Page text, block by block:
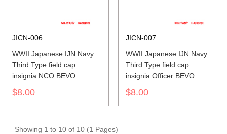
JICN-006
WWII Japanese IJN Navy
Third Type field cap
insignia NCO BEVO
第二次世界大戦
日本帝国海軍
$8.00
JICN-007
WWII Japanese IJN Navy
Third Type field cap
insignia Officer BEVO
第二次世界大戦
日本帝国海軍
$8.00
Showing 1 to 10 of 10 (1 Pages)